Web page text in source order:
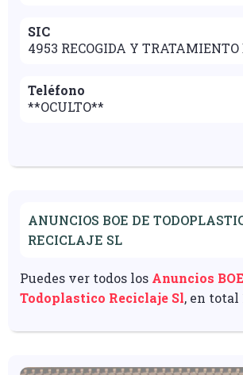
SIC
4953 RECOGIDA Y
Teléfono
**OCULTO**
ANUNCIOS BOE DE
RECICLAJE SL
Puedes ver todos los Anuncios
Todoplastico Reciclaje Sl, en total